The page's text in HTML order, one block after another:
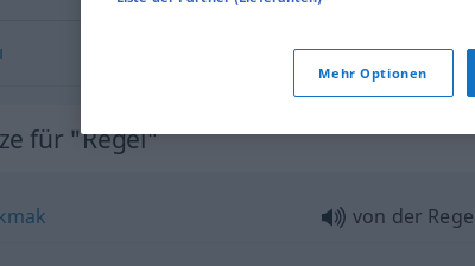
Regelder
für "Regel"
von der
Mehr Optionen